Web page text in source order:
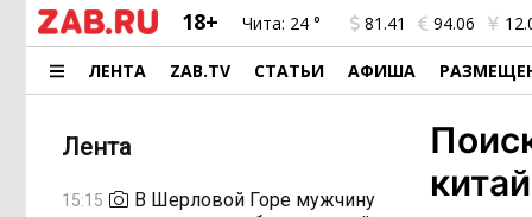
18+ Чита: 24 ° 81.41 94.06
ЛЕНТА ZAB.TV СТАТЬИ АФИША
Лента
15:15
В Шерловой Горе мужчину